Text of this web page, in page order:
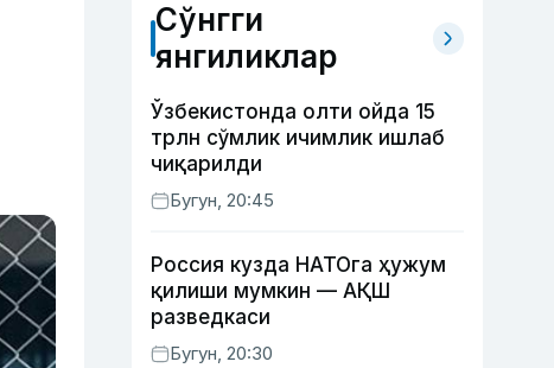
Сўнгги
янгиликлар
Ўзбекистонда олти ойда 15
трлн сўмлик ичимлик ишлаб
чиқарилди
Бугун, 20:45
Россия кузда НАТОга ҳужум
қилиши мумкин — АҚШ
разведкаси
Бугун, 20:30